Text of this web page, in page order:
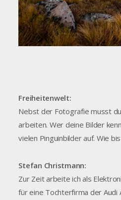
Freiheitenwelt:
Nebst der Fotografie musst
arbeiten. Wer deine Bilder
vielen Pinguinbilder auf. Wie
Stefan Christmann:
Zur Zeit arbeite ich als
für eine Tochterfirma der Audi